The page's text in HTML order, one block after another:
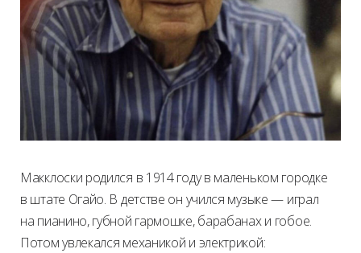
Макклоски родился в 1914 году в маленьком городке
в штате Огайо. В детстве он учился музыке — играл
на пианино, губной гармошке, барабанах и гобое.
Потом увлекался механикой и электрикой: